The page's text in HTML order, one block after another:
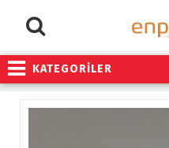
KATEGORİLER